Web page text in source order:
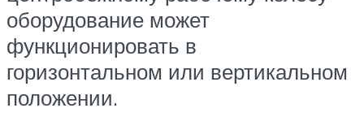
оборудование может
функционировать в
горизонтальном или вертикальном
положении.